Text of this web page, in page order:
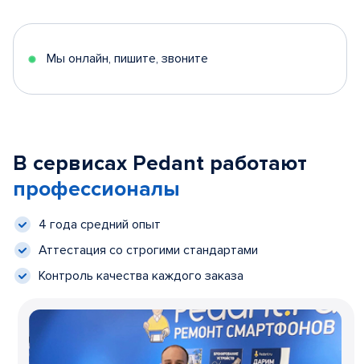
Мы онлайн, пишите, звоните
В сервисах Pedant работают
профессионалы
4 года средний опыт
Аттестация со строгими стандартами
Контроль качества каждого заказа